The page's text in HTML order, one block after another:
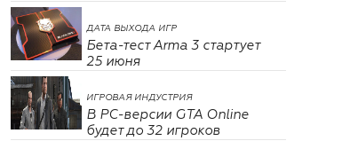
ДАТА ВЫХОДА ИГР
Бета-тест Arma 3 стартует
25 июня
ИГРОВАЯ ИНДУСТРИЯ
В РС-версии GTA Online
будет до 32 игроков